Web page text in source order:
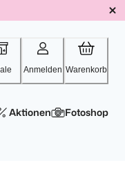
Anmelden Warenkorb
Aktionen Fotoshop